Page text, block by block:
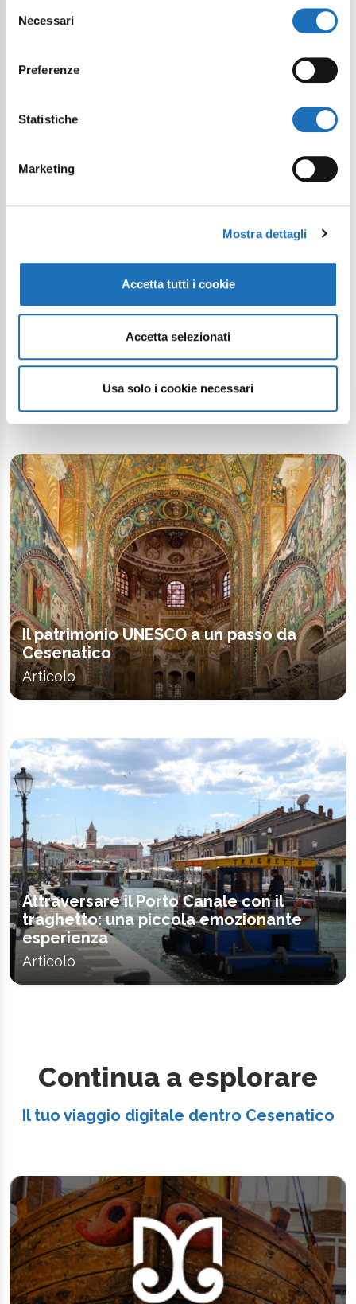
delNecessari
Preferenze
Statistiche
Marketing
Mostra dettagli
Accetta tutti i cookie
Accetta selezionati
Usa solo i cookie necessari
Ti potrebbe interessare
anche
La vela al terzo della Romagna
immateriale”
Il patrimonio UNESCO a un passo da
Cesenatico
Articolo
Attraversare il Porto Canale con il
traghetto: una piccola emozionante
esperienza
Articolo
Continua a esplorare
Il tuo viaggio digitale dentro Cesenatico